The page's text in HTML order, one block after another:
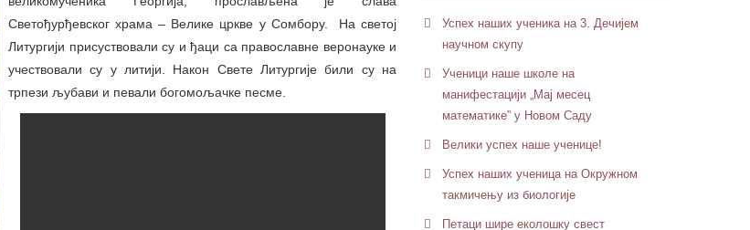
Светођурђевског храма – Велике цркве у Сомбору. На светој
Литургији присуствовали су и ђаци са православне веронауке и
учествовали су у литији. Након Свете Литургије били су на
трпези љубави и певали богомољачке песме.
Успех наших ученика на 3. Дечијем
научном скупу
Ученици наше школе на
манифестацији „Мај месец
математике” у Новом Саду
Велики успех наше ученице!
Успех наших ученица на Окружном
такмичењу из биологије
Петaци шире еколошку свест